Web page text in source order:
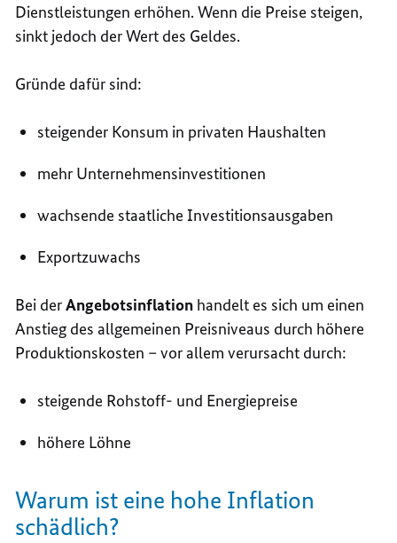
Dienstleistungen erhöhen. Wenn die Preise steigen,
sinkt jedoch der Wert des Geldes.
Gründe dafür sind:
steigender Konsum in privaten Haushalten
mehr Unternehmensinvestitionen
wachsende staatliche Investitionsausgaben
Exportzuwachs
Bei derAngebotsinflation handelt es sich um einen
Anstieg des allgemeinen Preisniveaus durch höhere
Produktionskosten – vor allem verursacht durch:
steigende Rohstoff- und Energiepreise
höhere Löhne
Warum ist eine hohe Inflation
schädlich?